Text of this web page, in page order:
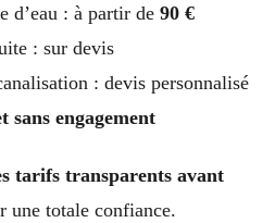
d’eau : à partir de 90 €
: sur devis
: devis personnalisé
sans engagement
tarifs transparents avant
une totale confiance.